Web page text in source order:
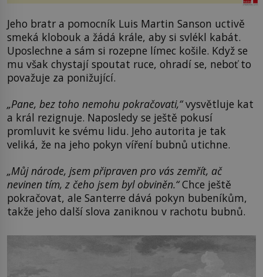
Jeho bratr a pomocník Luis Martin Sanson uctivě
smeká klobouk a žádá krále, aby si svlékl kabát.
Uposlechne a sám si rozepne límec košile. Když se
mu však chystají spoutat ruce, ohradí se, neboť to
považuje za ponižující.
„Pane, bez toho nemohu pokračovati,“vysvětluje kat
a král rezignuje. Naposledy se ještě pokusí
promluvit ke svému lidu. Jeho autorita je tak
veliká, že na jeho pokyn víření bubnů utichne.
„Můj národe, jsem připraven pro vás zemřít, ač
nevinen tím, z čeho jsem byl obviněn.“Chce ještě
pokračovat, ale Santerre dává pokyn bubeníkům,
takže jeho další slova zaniknou v rachotu bubnů.